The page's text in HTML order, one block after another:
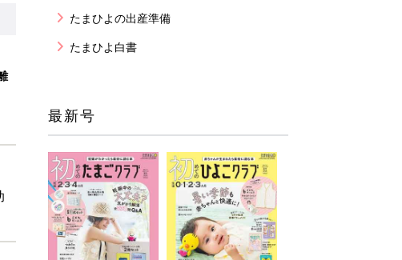
たまひよの出産準備
たまひよ白書
最新号